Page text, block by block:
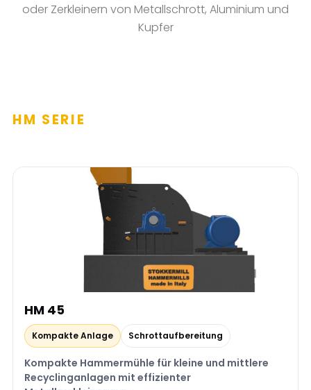
oder Zerkleinern von Metallschrott, Aluminium und
Kupfer
HM SERIE
HM 45
Kompakte Anlage Schrottaufbereitung
Kompakte Hammermühle für kleine und mittlere
Recyclinganlagen mit effizienter